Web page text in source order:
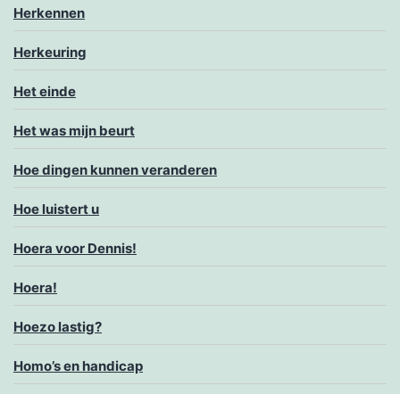
Herkennen
Herkeuring
Het einde
Het was mijn beurt
Hoe dingen kunnen veranderen
Hoe luistert u
Hoera voor Dennis!
Hoera!
Hoezo lastig?
Homo’s en handicap